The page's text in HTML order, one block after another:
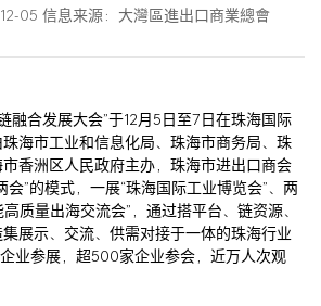
05 信息来源：大灣區進出口商業總會
融合发展大会”于12月5日至7日在珠海国际
海市工业和信息化局、珠海市商务局、珠
香洲区人民政府主办，珠海市进出口商会
会”的模式，一展“珠海国际工业博览会”、两
质量出海交流会”，通过搭平台、链资源、
展示、交流、供需对接于一体的珠海行业
业参展，超500家企业参会，近万人次观